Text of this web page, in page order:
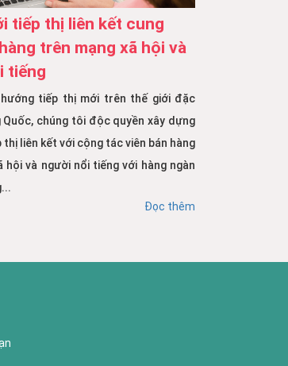
tiếp thị liên kết cung
trên mạng xã hội và
tiếng
tiếp thị mới trên thế giới đặc
Quốc, chúng tôi độc quyền xây dựng
thị liên kết với cộng tác viên bán hàng
hội và người nổi tiếng với hàng ngàn
Đọc thêm